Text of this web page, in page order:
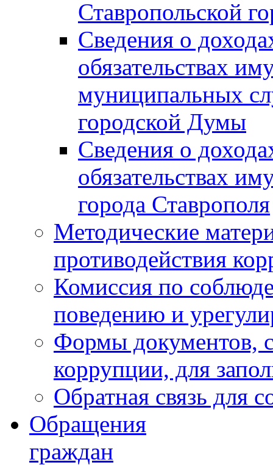
Ставропольской
Сведения о
обязательствах
муниципальных
городской Думы
Сведения о
обязательствах
города Ставрополя
Методические
противодействия
Комиссия по
поведению и
Формы документов,
коррупции, для
Обратная связь для
Обращения
граждан